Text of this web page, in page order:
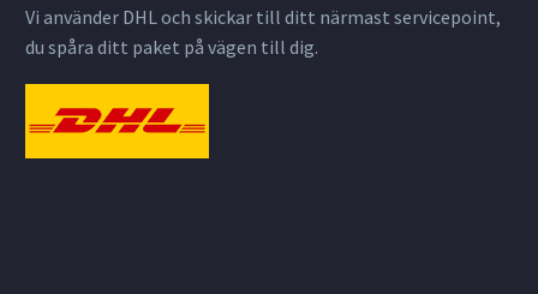
Vi använder DHL och skickar till ditt närmast servicepoint,
du spåra ditt paket på vägen till dig.